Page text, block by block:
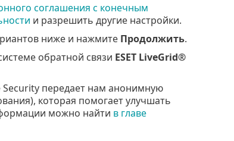
соглашения с конечным
и разрешить другие настройки.
ниже и нажмите Продолжить.
обратной связи ESET LiveGrid®
Security передает нам анонимную
которая помогает улучшать
можно найти в главе